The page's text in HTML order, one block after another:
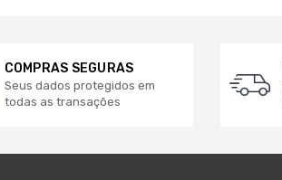
COMPRAS SEGURAS
Seus dados protegidos em
todas as transações